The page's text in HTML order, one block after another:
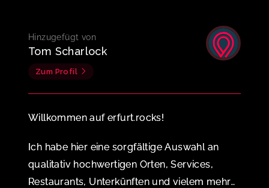
Hinzugefügt von
Tom Scharlock
Zum Profil
Willkommen auf erfurt.rocks!
Ich habe hier eine sorgfältige Auswahl an
qualitativ hochwertigen Orten, Services,
Restaurants, Unterkünften und vielem mehr